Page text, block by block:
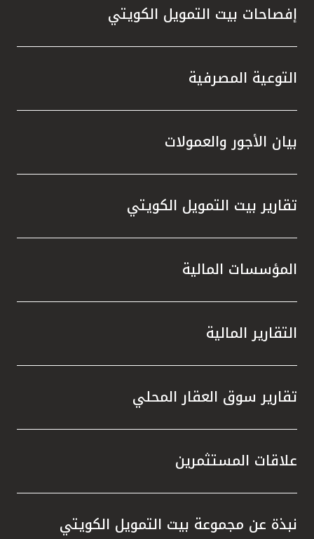
إفصاحات بيت التمويل الكويتي
التوعية المصرفية
بيان الأجور والعمولات
تقارير بيت التمويل الكويتي
المؤسسات المالية
التقارير المالية
تقارير سوق العقار المحلي
علاقات المستثمرين
نبذة عن مجموعة بيت التمويل الكويتي